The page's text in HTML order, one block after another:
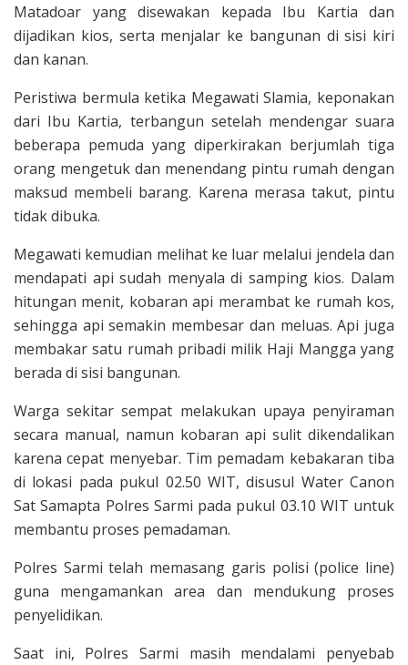
Matadoar yang disewakan kepada Ibu Kartia dan
dijadikan kios, serta menjalar ke bangunan di sisi kiri
dan kanan.
Peristiwa bermula ketika Megawati Slamia, keponakan
dari Ibu Kartia, terbangun setelah mendengar suara
beberapa pemuda yang diperkirakan berjumlah tiga
orang mengetuk dan menendang pintu rumah dengan
maksud membeli barang. Karena merasa takut, pintu
tidak dibuka.
Megawati kemudian melihat ke luar melalui jendela dan
mendapati api sudah menyala di samping kios. Dalam
hitungan menit, kobaran api merambat ke rumah kos,
sehingga api semakin membesar dan meluas. Api juga
membakar satu rumah pribadi milik Haji Mangga yang
berada di sisi bangunan.
Warga sekitar sempat melakukan upaya penyiraman
secara manual, namun kobaran api sulit dikendalikan
karena cepat menyebar. Tim pemadam kebakaran tiba
di lokasi pada pukul 02.50 WIT, disusul Water Canon
Sat Samapta Polres Sarmi pada pukul 03.10 WIT untuk
membantu proses pemadaman.
Polres Sarmi telah memasang garis polisi (police line)
guna mengamankan area dan mendukung proses
penyelidikan.
Saat ini, Polres Sarmi masih mendalami penyebab